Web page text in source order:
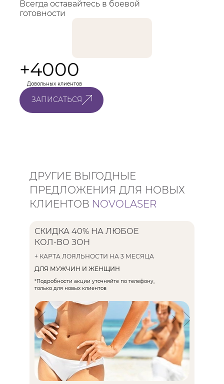
Всегда оставайтесь в боевой
готовности
+4000
Довольных клиентов
ЗАПИСАТЬСЯ
ДРУГИЕ ВЫГОДНЫЕ
ПРЕДЛОЖЕНИЯ ДЛЯ НОВЫХ
КЛИЕНТОВ NOVOLASER
СКИДКА 40% НА ЛЮБОЕ
КОЛ-ВО ЗОН
+ КАРТА ЛОЯЛЬНОСТИ НА 3 МЕСЯЦА
ДЛЯ МУЖЧИН И ЖЕНЩИН
*Подробности акции уточняйте по телефону,
только для новых клиентов